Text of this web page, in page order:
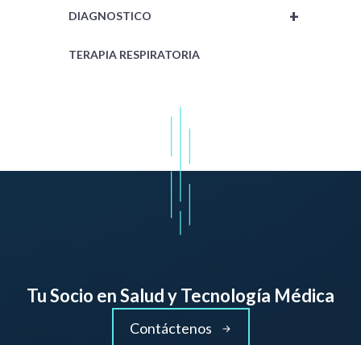
+
DIAGNOSTICO
TERAPIA RESPIRATORIA
Tu Socio en Salud y Tecnología Médica
Contáctenos